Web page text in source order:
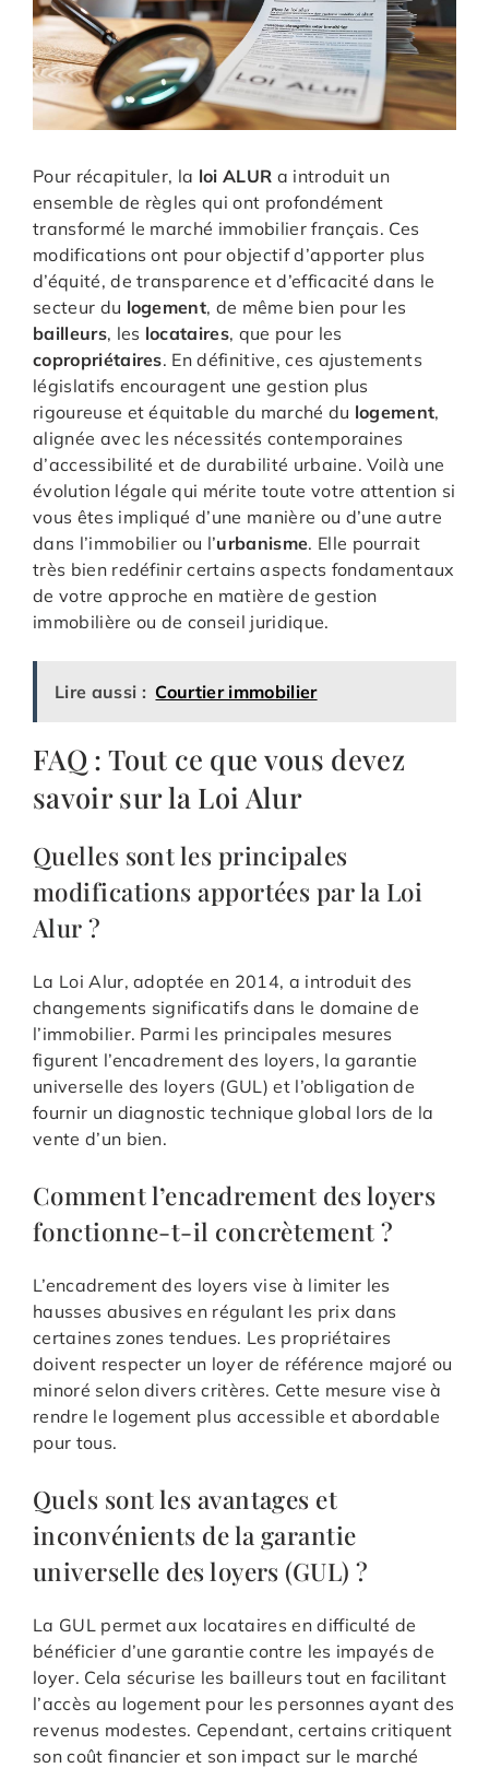
Pour récapituler, la loi ALUR a introduit un
ensemble de règles qui ont profondément
transformé le marché immobilier français. Ces
modifications ont pour objectif d’apporter plus
d’équité, de transparence et d’efficacité dans le
secteur du logement, de même bien pour les
bailleurs, les locataires, que pour les
copropriétaires. En définitive, ces ajustements
législatifs encouragent une gestion plus
rigoureuse et équitable du marché du logement,
alignée avec les nécessités contemporaines
d’accessibilité et de durabilité urbaine. Voilà une
évolution légale qui mérite toute votre attention si
vous êtes impliqué d’une manière ou d’une autre
dans l’immobilier ou l’urbanisme. Elle pourrait
très bien redéfinir certains aspects fondamentaux
de votre approche en matière de gestion
immobilière ou de conseil juridique.
Lire aussi : Courtier immobilier
FAQ : Tout ce que vous devez
savoir sur la Loi Alur
Quelles sont les principales
modifications apportées par la Loi
Alur ?
La Loi Alur, adoptée en 2014, a introduit des
changements significatifs dans le domaine de
l’immobilier. Parmi les principales mesures
figurent l’encadrement des loyers, la garantie
universelle des loyers (GUL) et l’obligation de
fournir un diagnostic technique global lors de la
vente d’un bien.
Comment l’encadrement des loyers
fonctionne-t-il concrètement ?
L’encadrement des loyers vise à limiter les
hausses abusives en régulant les prix dans
certaines zones tendues. Les propriétaires
doivent respecter un loyer de référence majoré ou
minoré selon divers critères. Cette mesure vise à
rendre le logement plus accessible et abordable
pour tous.
Quels sont les avantages et
inconvénients de la garantie
universelle des loyers (GUL) ?
La GUL permet aux locataires en difficulté de
bénéficier d’une garantie contre les impayés de
loyer. Cela sécurise les bailleurs tout en facilitant
l’accès au logement pour les personnes ayant des
revenus modestes. Cependant, certains critiquent
son coût financier et son impact sur le marché